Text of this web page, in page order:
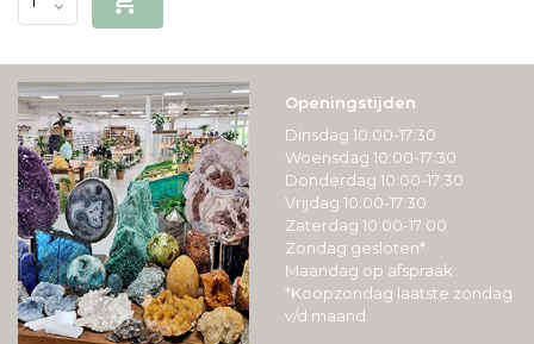
Openingstijden
Dinsdag 10:00-17:30
Woensdag 10:00-17:30
Donderdag 10:00-17:30
Vrijdag 10:00-17:30
Zaterdag 10:00-17:00
Zondag gesloten*
Maandag op afspraak
*Koopzondag laatste zondag
v/d maand